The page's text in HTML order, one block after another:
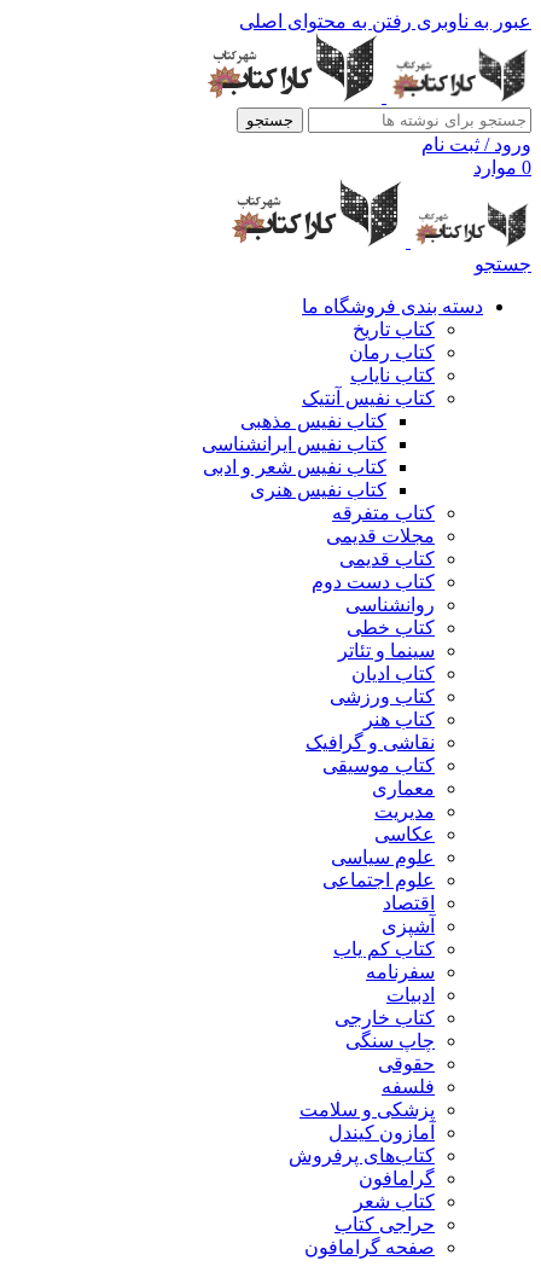
عبور به ناوبری رفتن به محتوای اصلی
جستجو
ورود / ثبت نام
0 موارد
جستجو
دسته بندی فروشگاه ما
کتاب تاریخ
کتاب رمان
کتاب نایاب
کتاب نفیس آنتیک
کتاب نفیس مذهبی
کتاب نفیس ایرانشناسی
کتاب نفیس شعر و ادبی
کتاب نفیس هنری
کتاب متفرقه
مجلات قدیمی
کتاب قدیمی
کتاب دست دوم
روانشناسی
کتاب خطی
سینما و تئاتر
کتاب ادیان
کتاب ورزشی
کتاب هنر
نقاشی و گرافیک
کتاب موسیقی
معماری
مدیریت
عکاسی
علوم سیاسی
علوم اجتماعی
اقتصاد
آشپزی
کتاب کم یاب
سفرنامه
ادبیات
کتاب خارجی
چاپ سنگی
حقوقی
فلسفه
پزشکی و سلامت
آمازون کیندل
کتاب‌های پرفروش
گرامافون
کتاب شعر
حراجی کتاب
صفحه گرامافون